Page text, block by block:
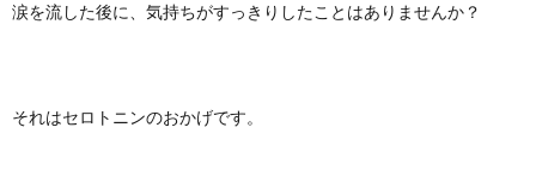
涙を流した後に、気持ちがすっきりしたことはありませんか？
それはセロトニンのおかげです。